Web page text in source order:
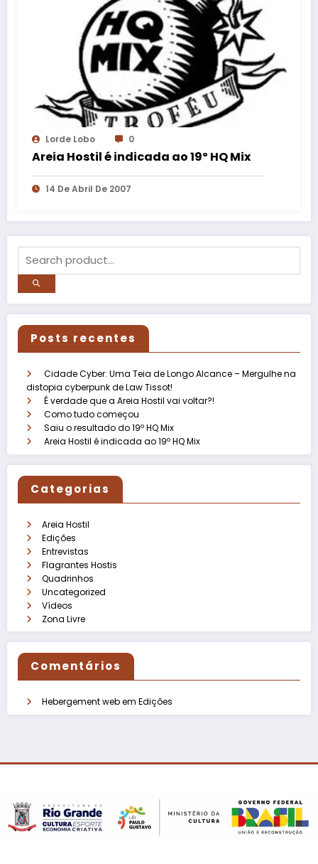
Lorde Lobo 0
Areia Hostil é indicada ao 19º HQ Mix
14 De Abril De 2007
Posts recentes
Cidade Cyber: Uma Teia de Longo Alcance – Mergulhe na
distopia cyberpunk de Law Tissot!
É verdade que a Areia Hostil vai voltar?!
Como tudo começou
Saiu o resultado do 19º HQ Mix
Areia Hostil é indicada ao 19º HQ Mix
Categorias
Areia Hostil
Edições
Entrevistas
Flagrantes Hostis
Quadrinhos
Uncategorized
Vídeos
Zona Livre
Comentários
Hebergement webem Edições